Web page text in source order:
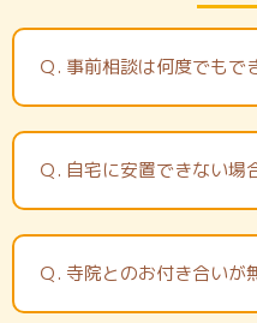
Ｑ. 事前相談は何度でもで
Ｑ. 自宅に安置できない場
Ｑ. 寺院とのお付き合いが